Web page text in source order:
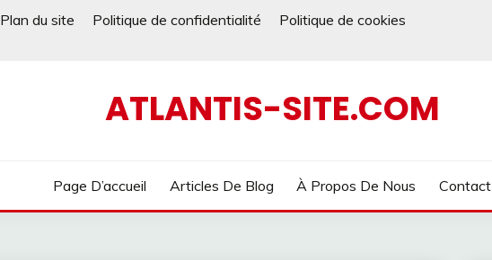
Plan du site Politique de confidentialité
Politique de cookies
ATLANTIS-SITE.COM
Page D’accueil Articles De Blog À Propos De Nous Contact